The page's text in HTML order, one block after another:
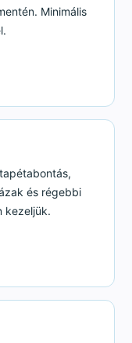
Minimális
és régebbi
kezeljük.